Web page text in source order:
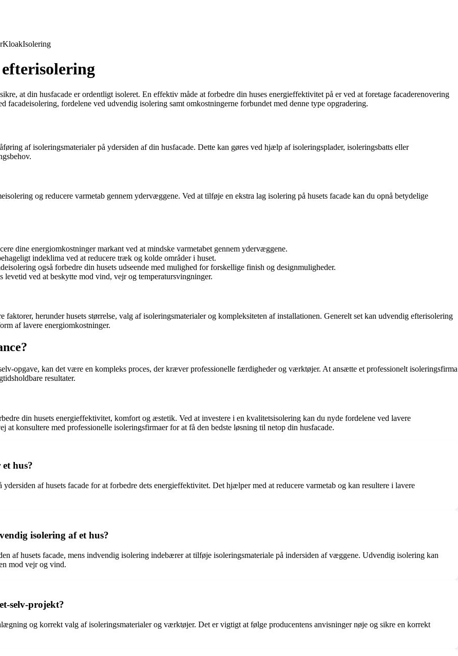
KloakIsolering
at din husfacade er ordentligt isoleret. En effektiv måde at forbedre din huses energieffektivitet på er ved at foretage facaderenovering
fordelene ved udvendig isolering samt omkostningerne forbundet med denne type opgradering.
af isoleringsmaterialer på ydersiden af din husfacade. Dette kan gøres ved hjælp af isoleringsplader, isoleringsbatts eller
og reducere varmetab gennem ydervæggene. Ved at tilføje en ekstra lag isolering på husets facade kan du opnå betydelige
dine energiomkostninger markant ved at mindske varmetabet gennem ydervæggene.
indeklima ved at reducere træk og kolde områder i huset.
også forbedre din husets udseende med mulighed for forskellige finish og designmuligheder.
ved at beskytte mod vind, vejr og temperatursvingninger.
herunder husets størrelse, valg af isoleringsmaterialer og kompleksiteten af installationen. Generelt set kan udvendig efterisolering
af lavere energiomkostninger.
opgave, kan det være en kompleks proces, der kræver professionelle færdigheder og værktøjer. At ansætte et professionelt isoleringsfirma
resultater.
din husets energieffektivitet, komfort og æstetik. Ved at investere i en kvalitetsisolering kan du nyde fordelene ved lavere
konsultere med professionelle isoleringsfirmaer for at få den bedste løsning til netop din husfacade.
hus?
af husets facade for at forbedre dets energieffektivitet. Det hjælper med at reducere varmetab og kan resultere i lavere
isolering af et hus?
af husets facade, mens indvendig isolering indebærer at tilføje isoleringsmateriale på indersiden af væggene. Udvendig isolering kan
mod vejr og vind.
selv-projekt?
og korrekt valg af isoleringsmaterialer og værktøjer. Det er vigtigt at følge producentens anvisninger nøje og sikre en korrekt